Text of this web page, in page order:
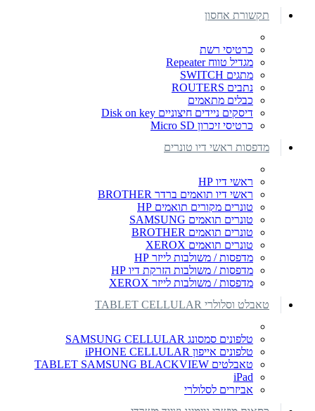
תקשורת אחסון
כרטיסי רשת
מגדיל טווח Repeater
מתגים SWITCH
נתבים ROUTERS
כבלים מתאמים
דיסקים ניידים חיצוניים Disk on key
כרטיסי זיכרון Micro SD
מדפסות ראשי דיו טונרים
ראשי דיו HP
ראשי דיו תואמים ברדר BROTHER
טונרים מקורים תואמים HP
טונרים תואמים SAMSUNG
טונרים תואמים BROTHER
טונרים תואמים XEROX
מדפסות / משולבות לייזר HP
מדפסות / משולבות הזרקת דיו HP
מדפסות / משולבות לייזר XEROX
טאבלט וסלולרי TABLET CELLULAR
טלפונים סמסונג SAMSUNG CELLULAR
טלפונים אייפון iPHONE CELLULAR
טאבלטים TABLET SAMSUNG BLACKVIEW
iPad
אביזרים לסלולרי